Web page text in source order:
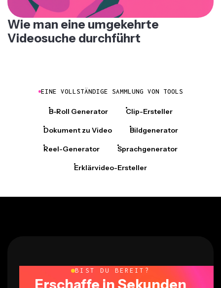
Wie man eine umgekehrte
Videosuche durchführt
EINE VOLLSTÄNDIGE SAMMLUNG VON TOOLS
B-Roll Generator Clip-Ersteller
Dokument zu Video Bildgenerator
Reel-Generator Sprachgenerator
Erklärvideo-Ersteller
BIST DU BEREIT?
Erschaffe in Sekunden